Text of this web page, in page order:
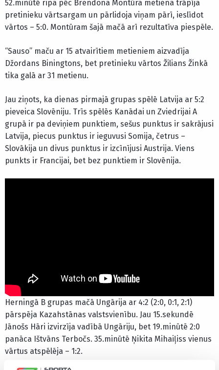
52.minūtē ripa pēc Brendona Montūra metiena trāpīja
pretinieku vārtsargam un pārlidoja viņam pārī, ieslīdot
vārtos – 5:0. Montūram šajā mačā arī rezultatīva piespēle.
“Sauso” maču ar 15 atvairītiem metieniem aizvadīja
Džordans Biningtons, bet pretinieku vārtos Žilians Žinkā
tika galā ar 31 metienu.
Jau ziņots, ka dienas pirmajā grupas spēlē Latvija ar 5:2
pieveica Slovēniju. Trīs spēlēs Kanādai un Zviedrijai A
grupā ir pa deviņiem punktiem, sešus punktus ir sakrājusi
Latvija, piecus punktus ir ieguvusi Somija, četrus –
Slovākija un divus punktus ir izcīnījusi Austrija. Viens
punkts ir Francijai, bet bez punktiem ir Slovēnija.
Herningā B grupas mačā Ungārija ar 4:2 (2:0, 0:1, 2:1)
pārspēja Kazahstānas valstsvienību. Jau 15.sekundē
Jānošs Hāri izvirzīja vadībā Ungāriju, bet 19.minūtē 2:0
panāca Ištvāns Terbočs. 35.minūtē Ņikita Mihaiļiss vienus
vārtus atspēlēja – 1:2.